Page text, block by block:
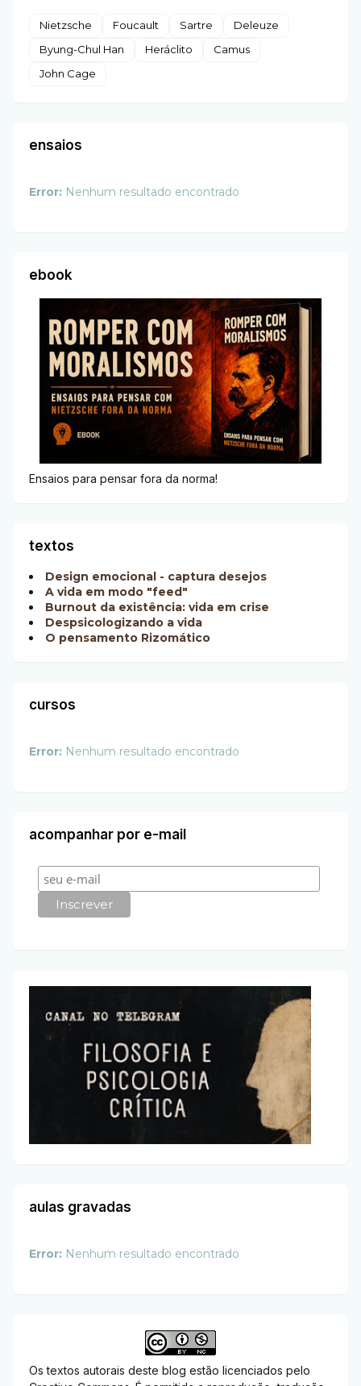
Nietzsche Foucault Sartre
Deleuze
Byung-Chul Han
Heráclito
Camus
John Cage
ensaios
Error: Nenhum resultado encontrado
ebook
Ensaios para pensar fora da norma!
textos
Design emocional - captura desejos
A vida em modo "feed"
Burnout da existência: vida em crise
Despsicologizando a vida
O pensamento Rizomático
cursos
Error: Nenhum resultado encontrado
acompanhar por e-mail
aulas gravadas
Error: Nenhum resultado encontrado
Os textos autorais deste blog estão licenciados pelo